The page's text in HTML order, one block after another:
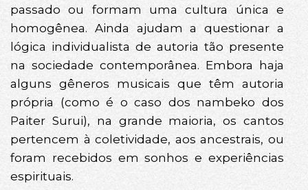
passado ou formam uma cultura única e
homogênea. Ainda ajudam a questionar a
lógica individualista de autoria tão presente
na sociedade contemporânea. Embora haja
alguns gêneros musicais que têm autoria
própria (como é o caso dos nambeko dos
Paiter Surui), na grande maioria, os cantos
pertencem à coletividade, aos ancestrais, ou
foram recebidos em sonhos e experiências
espirituais.